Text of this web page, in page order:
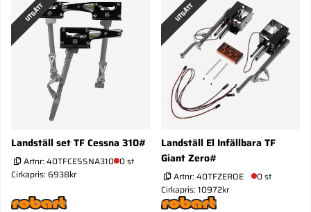
UTGÅTT
Landställ set TF Cessna 310#
Artnr: 40TFCESSNA310 0 st
Cirkapris: 6938kr
UTGÅTT
Landställ El Infällbara TF
Giant Zero#
Artnr: 40TFZEROE
0 st
Cirkapris: 10972kr